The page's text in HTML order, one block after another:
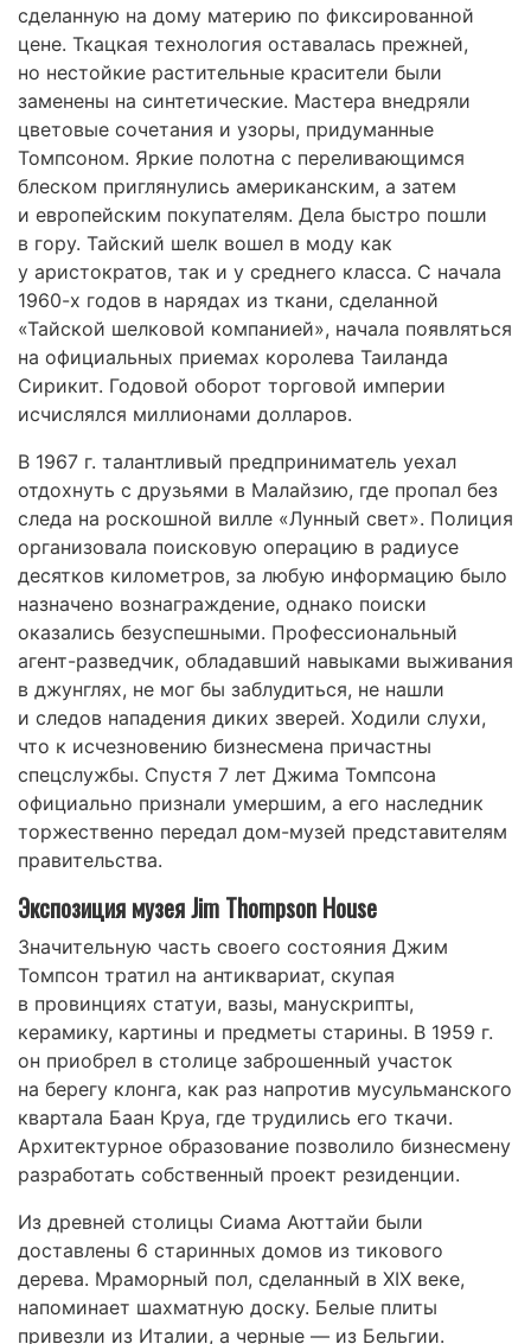
сделанную на дому материю по фиксированной
цене. Ткацкая технология оставалась прежней,
но нестойкие растительные красители были
заменены на синтетические. Мастера внедряли
цветовые сочетания и узоры, придуманные
Томпсоном. Яркие полотна с переливающимся
блеском приглянулись американским, а затем
и европейским покупателям. Дела быстро пошли
в гору. Тайский шелк вошел в моду как
у аристократов, так и у среднего класса. С начала
1960-х годов в нарядах из ткани, сделанной
«Тайской шелковой компанией», начала появляться
на официальных приемах королева Таиланда
Сирикит. Годовой оборот торговой империи
исчислялся миллионами долларов.
В 1967 г. талантливый предприниматель уехал
отдохнуть с друзьями в Малайзию, где пропал без
следа на роскошной вилле «Лунный свет». Полиция
организовала поисковую операцию в радиусе
десятков километров, за любую информацию было
назначено вознаграждение, однако поиски
оказались безуспешными. Профессиональный
агент-разведчик, обладавший навыками выживания
в джунглях, не мог бы заблудиться, не нашли
и следов нападения диких зверей. Ходили слухи,
что к исчезновению бизнесмена причастны
спецслужбы. Спустя 7 лет Джима Томпсона
официально признали умершим, а его наследник
торжественно передал дом-музей представителям
правительства.
Экспозиция музея Jim Thompson House
Значительную часть своего состояния Джим
Томпсон тратил на антиквариат, скупая
в провинциях статуи, вазы, манускрипты,
керамику, картины и предметы старины. В 1959 г.
он приобрел в столице заброшенный участок
на берегу клонга, как раз напротив мусульманского
квартала Баан Круа, где трудились его ткачи.
Архитектурное образование позволило бизнесмену
разработать собственный проект резиденции.
Из древней столицы Сиама Аюттайи были
доставлены 6 старинных домов из тикового
дерева. Мраморный пол, сделанный в XIX веке,
напоминает шахматную доску. Белые плиты
привезли из Италии, а черные — из Бельгии.